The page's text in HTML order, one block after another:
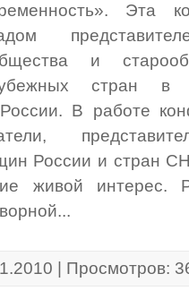
Эта
и
стран в
В работе
России и стран
живой интерес.
| Просмотров: